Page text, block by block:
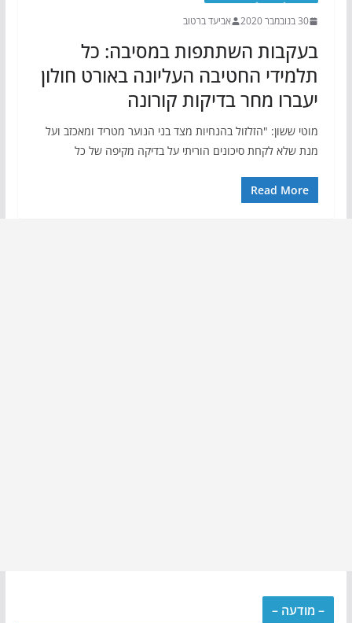
30 בנובמבר 2020 אביעד ברטוב
בעקבות השתתפות במסיבה: כל
תלמידי החטיבה העליונה באורט חולון
יעברו מחר בדיקות קורונה
מוטי ששון: "הזלזול בהנחיות מצד בני הנוער מטריד ומאכזב ועל
מנת שלא לקחת סיכונים הוריתי על בדיקה מקיפה של כל
Read More
– מודעה –